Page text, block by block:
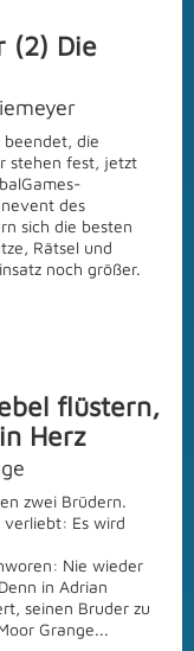
(2) Die
beendet, die
stehen fest, jetzt
des
sich die besten
Rätsel und
noch größer.
flüstern,
Herz
zwei Brüdern.
verliebt: Es wird
Nie wieder
in Adrian
seinen Bruder zu
Grange...